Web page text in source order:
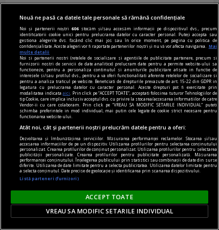
poemul săptămânii
Orice sfârșit e un nou început
Când faci febră, când plângi din senin, când râzi
cu toată gura știrbă.
în oraș
Martie este luna concertelor de chitară
În perioada 16-30 martie 2024, Asociația
ChitaraNova vă invită la concertele din cadrul
Nouă ne pasă ca datele tale personale să rămână confidențiale
Noi și partenerii noștri606 stocăm și/sau accesăm informații pe dispozitivul dvs., precum
identificatorii cookie unici pentru prelucrarea datelor cu caracter personal. Puteți accepta sau
gestiona alegerile dvs. făcând clic mai jos sau în orice moment, pe pagina cu politica de
confidențialitate. Aceste alegeri vor fi raportate partenerilor noștri și nu vă vor afecta navigarea.
Mai
multe detalii
Noi si partenerii nostri (retelele de socializare si agentiile de publicitate partenere, precum si
furnizorii nostri de servicii de date analitice) prelucram date pentru a permite website-ului sa
functioneze, pentru a personaliza continutul si anunturile publicitare afisate in functie de
interesele si/sau profilul dvs., pentru a va oferi functionalitati aferente retelelor de socializare si
pentru a analiza traficul pe website. Beneficiati de drepturile prevazute de art. 15-22 din GDPR in
legatura cu prelucrarea datelor cu caracter personal. Aceste drepturi pot fi exercitate prin
modalitatea indicataaici
. Prin click pe “ACCEPT TOATE”, acceptati folosirea tuturor Tehnologiilor de
tip Cookie, care implica inclusiv acceptul dvs. cu privire la stocarea/accesarea informatiilor de catre
Vendor-ii cu care colaboram. Prin click pe “VREAU SA MODIFIC SETARILE INDIVIDUAL” puteti
schimba preferintele in mod individual, mai putin cele legate de cookie strict necesare pentru
functionarea website-ului.
Atât noi, cât și partenerii noștri prelucrăm datele pentru a oferi:
Dezvoltarea și îmbunătățirea serviciilor. Măsurarea performanței reclamelor. Stocarea și/sau
accesarea informațiilor de pe un dispozitiv. Utilizarea profilurilor pentru selectarea conținutului
personalizat. Crearea profilurilor de conținut personalizat. Utilizarea profilurilor pentru selectarea
publicității personalizate. Crearea profilurilor pentru publicitate personalizată. Măsurarea
performanței conținutului. Înțelegerea publicului prin statistici sau combinații de date din surse
diferite. Utilizarea de date limitate pentru a selecta publicitatea. Utilizarea datelor limitate pentru
a selecta conținutul. Date precise de geolocație și identificarea prin scanarea dispozitivului.
Listă parteneri (furnizori)
ACCEPT TOATE
VREAU SA MODIFIC SETARILE INDIVIDUAL